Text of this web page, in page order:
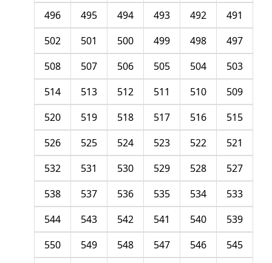
491
492
493
494
495
496
497
498
499
500
501
502
503
504
505
506
507
508
509
510
511
512
513
514
515
516
517
518
519
520
521
522
523
524
525
526
527
528
529
530
531
532
533
534
535
536
537
538
539
540
541
542
543
544
545
546
547
548
549
550